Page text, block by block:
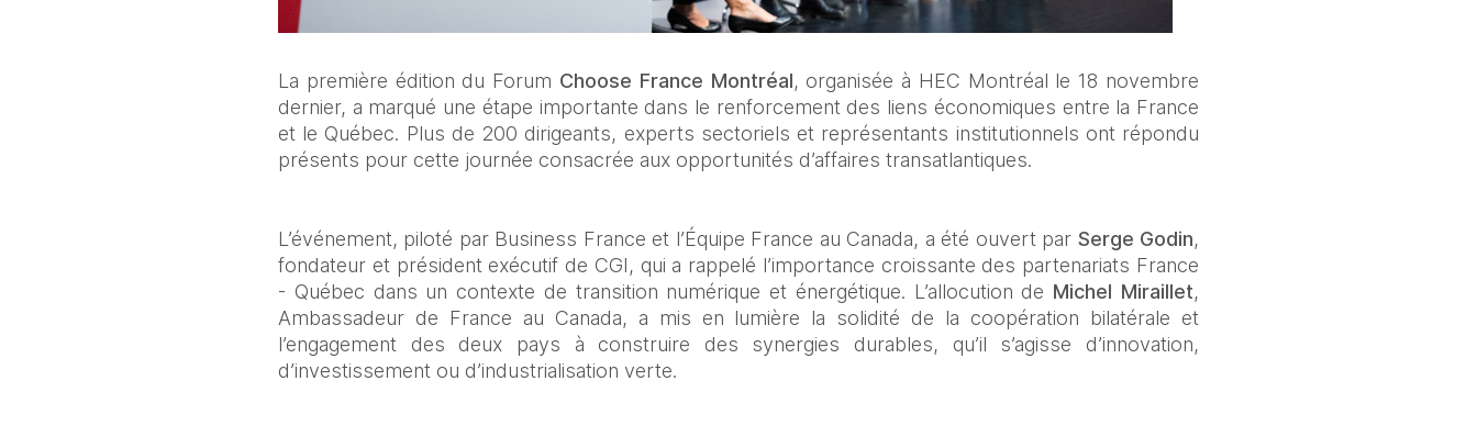
La première édition du Forum Choose France Montréal, organisée à HEC Montréal le 18 novembre
dernier, a marqué une étape importante dans le renforcement des liens économiques entre la France
et le Québec. Plus de 200 dirigeants, experts sectoriels et représentants institutionnels ont répondu
présents pour cette journée consacrée aux opportunités d’affaires transatlantiques.
L’événement, piloté par Business France et l’Équipe France au Canada, a été ouvert par Serge Godin,
fondateur et président exécutif de CGI, qui a rappelé l’importance croissante des partenariats France
- Québec dans un contexte de transition numérique et énergétique. L’allocution de Michel Miraillet,
Ambassadeur de France au Canada, a mis en lumière la solidité de la coopération bilatérale et
l’engagement des deux pays à construire des synergies durables, qu’il s’agisse d’innovation,
d’investissement ou d’industrialisation verte.